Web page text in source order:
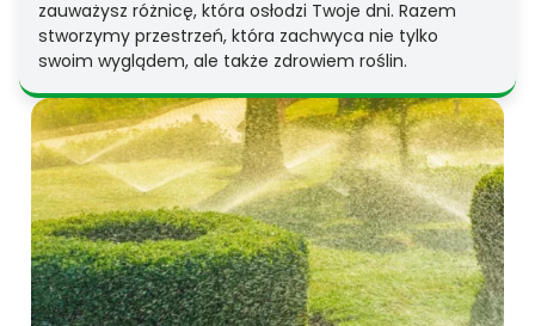
zauważysz różnicę, która osłodzi Twoje dni. Razem
stworzymy przestrzeń, która zachwyca nie tylko
swoim wyglądem, ale także zdrowiem roślin.